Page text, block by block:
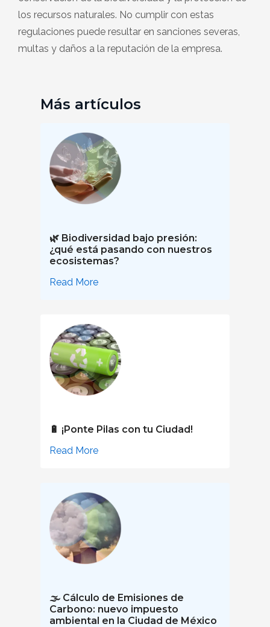
los recursos naturales. No cumplir con estas
regulaciones puede resultar en sanciones severas,
multas y daños a la reputación de la empresa.
Más artículos
🌿 Biodiversidad bajo presión:
¿qué está pasando con nuestros
ecosistemas?
Read More
🔋 ¡Ponte Pilas con tu Ciudad!
Read More
🌫️ Cálculo de Emisiones de
Carbono: nuevo impuesto
ambiental en la Ciudad de México